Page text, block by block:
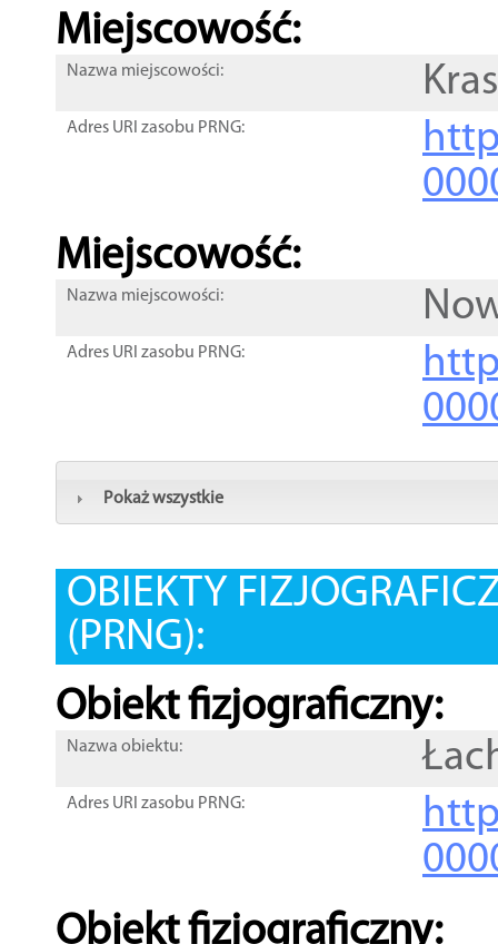
Miejscowość:
Nazwa miejscowości:
Adres URI zasobu PRNG:
Miejscowość:
Nazwa miejscowości:
Adres URI zasobu PRNG:
Pokaż wszystkie
OBIEKTY
(PRNG):
Obiekt fizjograficzny:
Nazwa obiektu:
Adres URI zasobu PRNG:
Obiekt fizjograficzny: